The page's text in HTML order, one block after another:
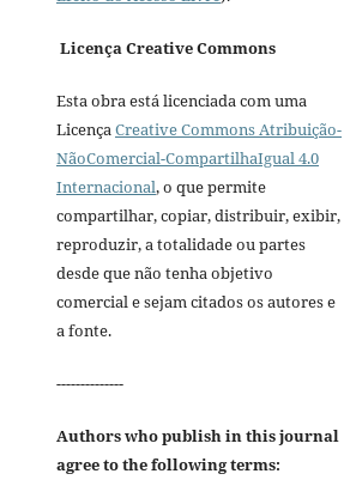
Licença Creative Commons
Esta obra está licenciada com uma
LicençaCreative Commons Atribuição-
NãoComercial-CompartilhaIgual 4.0
Internacional, o que permite
compartilhar, copiar, distribuir, exibir,
reproduzir, a totalidade ou partes
desde que não tenha objetivo
comercial e sejam citados os autores e
a fonte.
--------------
Authors who publish in this journal
agree to the following terms: